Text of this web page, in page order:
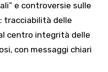
e controversie sulle
tracciabilità delle
centro integrità delle
con messaggi chiari